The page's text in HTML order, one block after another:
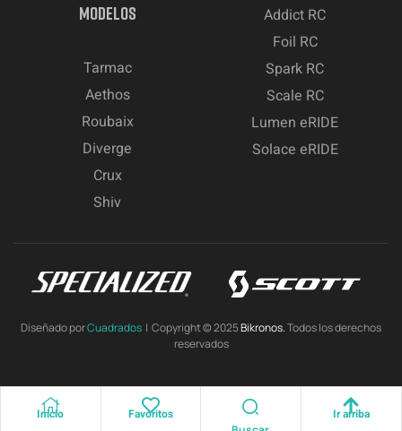
Inicio Favoritos Ir arriba
MODELOS
Tarmac
Aethos
Roubaix
Diverge
Crux
Shiv
Addict RC
Foil RC
Spark RC
Scale RC
Lumen eRIDE
Solace eRIDE
Diseñado porCuadrados | Copyright © 2025Bikronos.Todos los derechos
reservados